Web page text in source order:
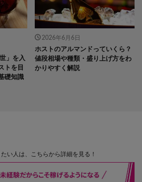
」を入
トを目
礎知識
2026年6月6日
ホストのアルマンドっていくら？
値段相場や種類・盛り上げ方をわ
かりやすく解説
い人は、こちらから詳細を見る！